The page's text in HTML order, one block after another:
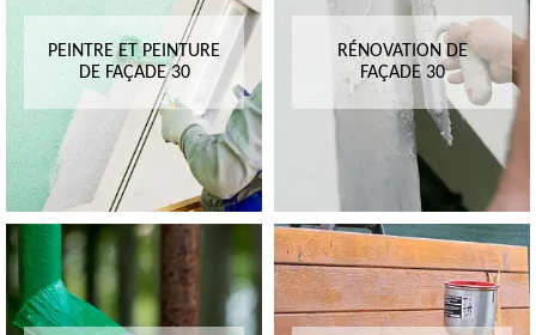
PEINTRE ET PEINTURE
DE FAÇADE 30
RÉNOVATION DE
FAÇADE 30